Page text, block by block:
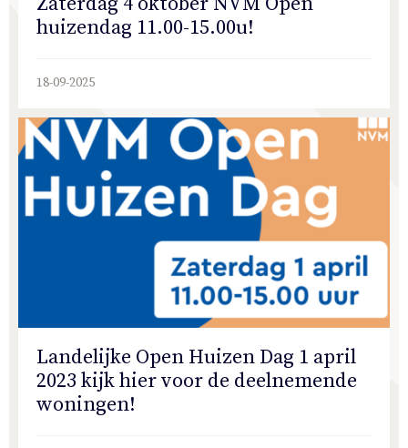
huizendag 11.00-15.00u!
18-09-2025
Landelijke Open Huizen Dag 1 april
2023 kijk hier voor de deelnemende
woningen!